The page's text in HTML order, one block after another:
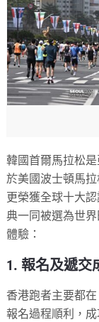
韓國首爾馬拉松
於美國波士頓馬
更榮獲全球十大
典一同被選為世
體驗：
1. 報名及遞交
香港跑者主要都
報名過程順利，